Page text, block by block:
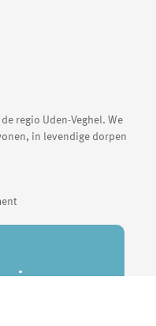
regio Uden-Veghel. We
in levendige dorpen